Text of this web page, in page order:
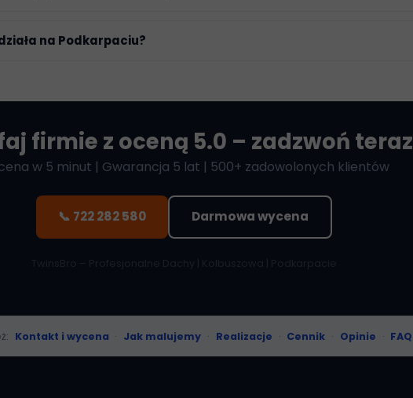
na Podkarpaciu?
firmie z oceną 5.0 – zadzwoń teraz
w 5 minut | Gwarancja 5 lat | 500+ zadowolonych klientów
📞 722 282 580 Darmowa wycena
Kontakt i wycena · Jak malujemy · Realizacje · Cennik · Opinie · FAQ